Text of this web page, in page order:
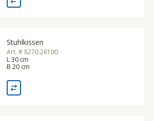
Stuhlkissen
Art. # 8270.26100
L 30 cm
B 20 cm